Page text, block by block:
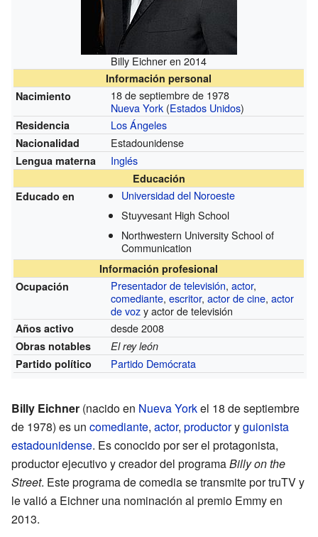
Billy Eichner en 2014
Información personal
Nacimiento
18 de septiembre de 1978
Nueva York (Estados Unidos)
Residencia Los Ángeles
Nacionalidad Estadounidense
Lengua materna Inglés
Educación
Educado en
Universidad del Noroeste
Stuyvesant High School
Northwestern University School of
Communication
Información profesional
Ocupación
Presentador de televisión,actor,
comediante,escritor,actor de cine,actor
de vozy actor de televisión
Años activo desde 2008
Obras notables
El rey león
Partido político
Partido Demócrata
Billy Eichner (nacido en Nueva Yorkel 18 de septiembre
de 1978) es un comediante, actor, productoryguionista
estadounidense. Es conocido por ser el protagonista,
productor ejecutivo y creador del programaBilly on the
Street. Este programa de comedia se transmite por truTV y
le valió a Eichner una nominación al premio Emmy en
2013.